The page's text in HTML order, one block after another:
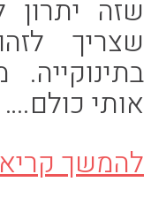
שזה יתרון
שצריך
אותי כולם.…
להמשך